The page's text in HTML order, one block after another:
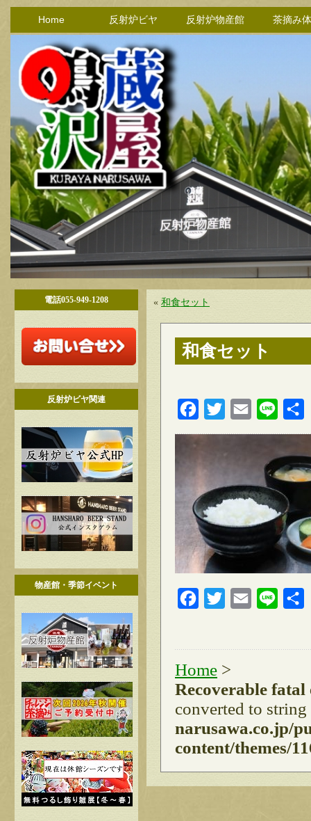
Home 反射炉ビヤ 反射炉物産館 茶摘み
電話055-949-1208
反射炉ビヤ関連
物産館・季節イベント
« 和食セット
和食セット
FacebookTwitter Email Line
FacebookTwitter Email Line
Home >
Recoverable
converted to
narusawa.co.jp/
content/themes/